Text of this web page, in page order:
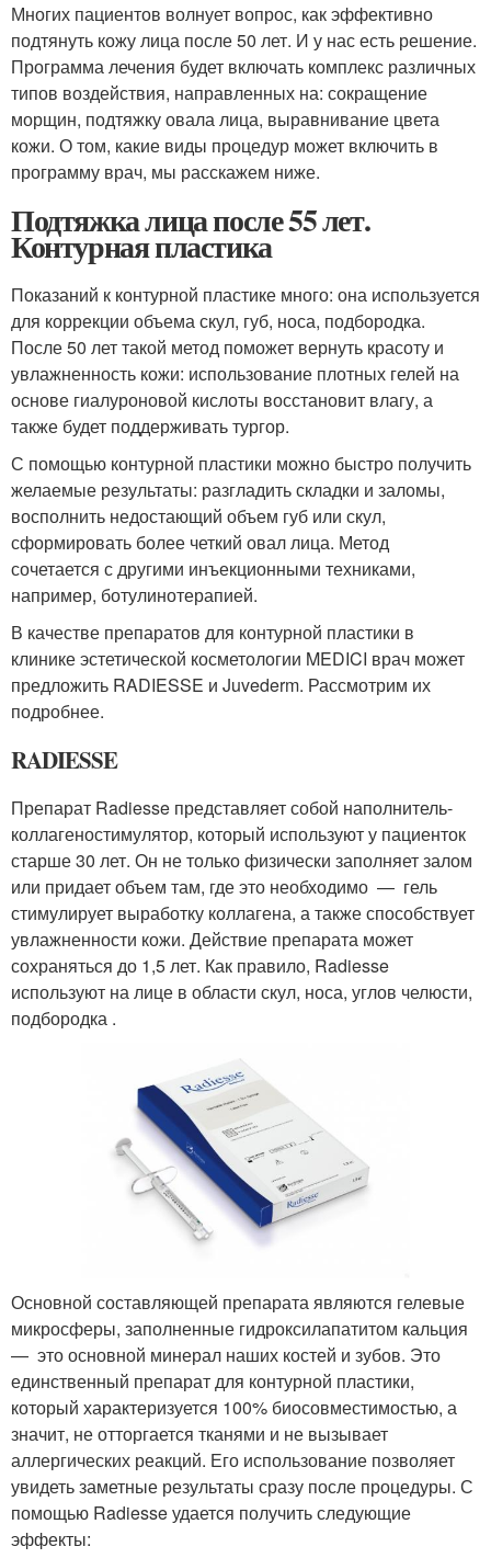
Многих пациентов волнует вопрос, как эффективно
подтянуть кожу лица после 50 лет. И у нас есть решение.
Программа лечения будет включать комплекс различных
типов воздействия, направленных на: сокращение
морщин, подтяжку овала лица, выравнивание цвета
кожи. О том, какие виды процедур может включить в
программу врач, мы расскажем ниже.
Подтяжка лица после 55 лет.
Контурная пластика
Показаний к контурной пластике много: она используется
для коррекции объема скул, губ, носа, подбородка.
После 50 лет такой метод поможет вернуть красоту и
увлажненность кожи: использование плотных гелей на
основе гиалуроновой кислоты восстановит влагу, а
также будет поддерживать тургор.
С помощью контурной пластики можно быстро получить
желаемые результаты: разгладить складки и заломы,
восполнить недостающий объем губ или скул,
сформировать более четкий овал лица. Метод
сочетается с другими инъекционными техниками,
например, ботулинотерапией.
В качестве препаратов для контурной пластики в
клинике эстетической косметологии MEDICI врач может
предложить RADIESSE и Juvederm. Рассмотрим их
подробнее.
RADIESSE
Препарат Radiesse представляет собой наполнитель-
коллагеностимулятор, который используют у пациенток
старше 30 лет. Он не только физически заполняет залом
или придает объем там, где это необходимо — гель
стимулирует выработку коллагена, а также способствует
увлажненности кожи. Действие препарата может
сохраняться до 1,5 лет. Как правило, Radiesse
используют на лице в области скул, носа, углов челюсти,
подбородка .
Основной составляющей препарата являются гелевые
микросферы, заполненные гидроксилапатитом кальция
— это основной минерал наших костей и зубов. Это
единственный препарат для контурной пластики,
который характеризуется 100% биосовместимостью, а
значит, не отторгается тканями и не вызывает
аллергических реакций. Его использование позволяет
увидеть заметные результаты сразу после процедуры. С
помощью Radiesse удается получить следующие
эффекты: